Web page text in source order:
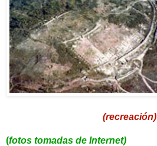
(recreación)
(fotos tomadas de Internet)